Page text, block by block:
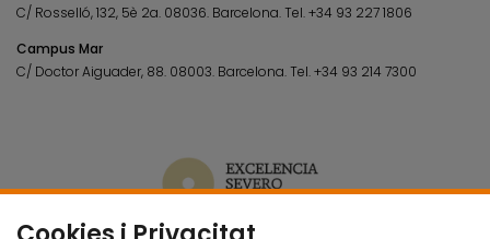
C/ Rosselló, 132, 5è 2a. 08036. Barcelona.Tel.+34 93 227 1806
Campus Mar
C/ Doctor Aiguader, 88. 08003. Barcelona.Tel.+34 93 214 7300